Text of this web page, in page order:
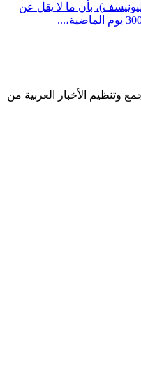
بأن ما لا يقل عن
وتنظيم الأخبار العربية من